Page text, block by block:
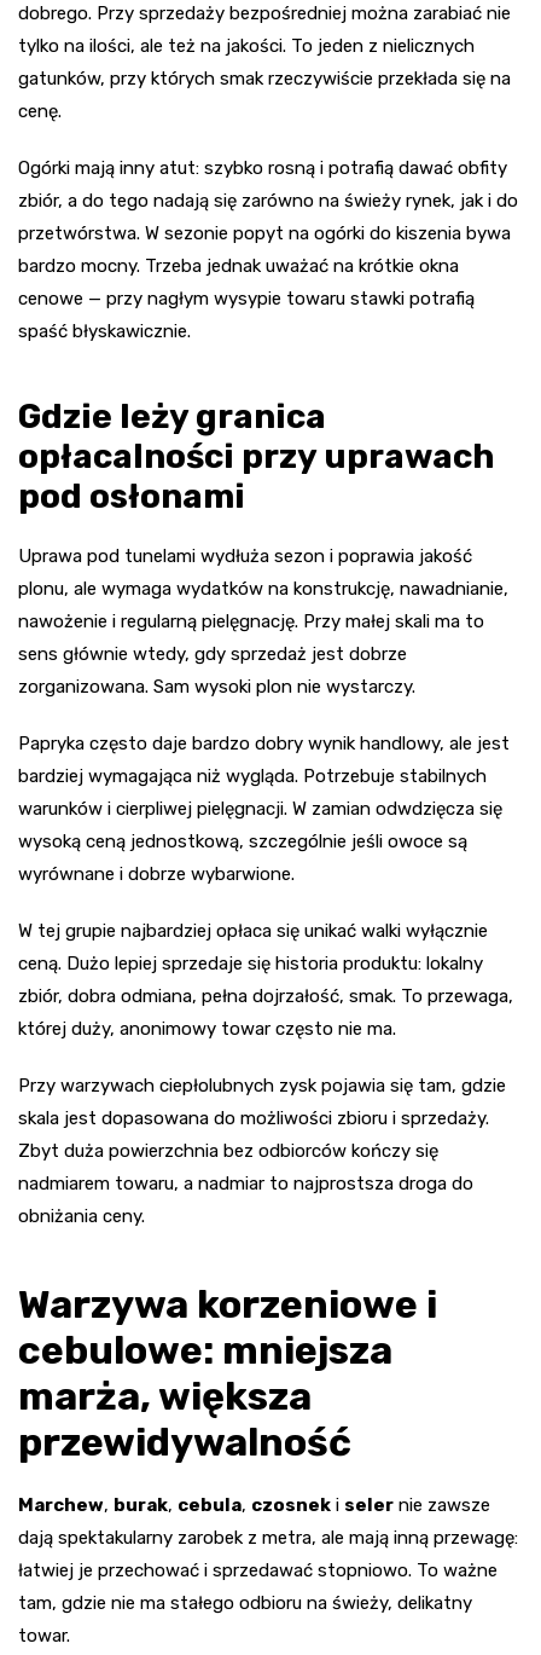
dobrego. Przy sprzedaży bezpośredniej można zarabiać nie
tylko na ilości, ale też na jakości. To jeden z nielicznych
gatunków, przy których smak rzeczywiście przekłada się na
cenę.
Ogórki mają inny atut: szybko rosną i potrafią dawać obfity
zbiór, a do tego nadają się zarówno na świeży rynek, jak i do
przetwórstwa. W sezonie popyt na ogórki do kiszenia bywa
bardzo mocny. Trzeba jednak uważać na krótkie okna
cenowe — przy nagłym wysypie towaru stawki potrafią
spaść błyskawicznie.
Gdzie leży granica
opłacalności przy uprawach
pod osłonami
Uprawa pod tunelami wydłuża sezon i poprawia jakość
plonu, ale wymaga wydatków na konstrukcję, nawadnianie,
nawożenie i regularną pielęgnację. Przy małej skali ma to
sens głównie wtedy, gdy sprzedaż jest dobrze
zorganizowana. Sam wysoki plon nie wystarczy.
Papryka często daje bardzo dobry wynik handlowy, ale jest
bardziej wymagająca niż wygląda. Potrzebuje stabilnych
warunków i cierpliwej pielęgnacji. W zamian odwdzięcza się
wysoką ceną jednostkową, szczególnie jeśli owoce są
wyrównane i dobrze wybarwione.
W tej grupie najbardziej opłaca się unikać walki wyłącznie
ceną. Dużo lepiej sprzedaje się historia produktu: lokalny
zbiór, dobra odmiana, pełna dojrzałość, smak. To przewaga,
której duży, anonimowy towar często nie ma.
Przy warzywach ciepłolubnych zysk pojawia się tam, gdzie
skala jest dopasowana do możliwości zbioru i sprzedaży.
Zbyt duża powierzchnia bez odbiorców kończy się
nadmiarem towaru, a nadmiar to najprostsza droga do
obniżania ceny.
Warzywa korzeniowe i
cebulowe: mniejsza
marża, większa
przewidywalność
Marchew, burak, cebula, czosnek i seler nie zawsze
dają spektakularny zarobek z metra, ale mają inną przewagę:
łatwiej je przechować i sprzedawać stopniowo. To ważne
tam, gdzie nie ma stałego odbioru na świeży, delikatny
towar.